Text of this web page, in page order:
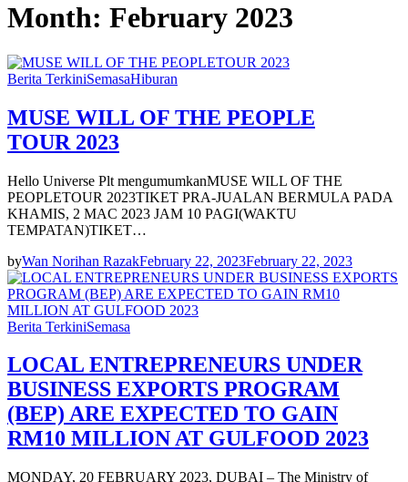
Month: February 2023
Berita TerkiniSemasaHiburan
MUSE WILL OF THE PEOPLE
TOUR 2023
Hello Universe Plt mengumumkanMUSE WILL OF THE
PEOPLETOUR 2023TIKET PRA-JUALAN BERMULA PADA
KHAMIS, 2 MAC 2023 JAM 10 PAGI(WAKTU
TEMPATAN)TIKET…
byWan Norihan RazakFebruary 22, 2023February 22, 2023
Berita TerkiniSemasa
LOCAL ENTREPRENEURS UNDER
BUSINESS EXPORTS PROGRAM
(BEP) ARE EXPECTED TO GAIN
RM10 MILLION AT GULFOOD 2023
MONDAY, 20 FEBRUARY 2023, DUBAI – The Ministry of